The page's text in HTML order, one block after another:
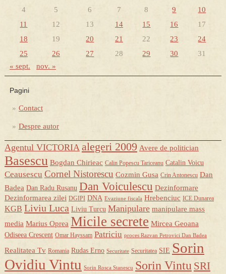
4
5 6 7 8 9
10
11
12 13 14 15 16
17
18
19 20 21 22 23
24
25
26 27 28 29 30 31
« sept. nov. »
Pagini
Contact
Despre autor
Agentul VICTORIA alegeri 2009 Avere de politician
Basescu Bogdan Chirieac Calin Popescu Tariceanu Catalin Voicu
Ceausescu Cornel Nistorescu Cozmin Gusa Crin Antonescu Dan
Badea Dan Radu Rusanu Dan Voiculescu Dezinformare
Dezinformarea zilei DGIPI DNA Evaziune fiscala Hrebenciuc ICE Dunarea
KGB Liviu Luca Liviu Turcu Manipulare manipulare mass
media Marius Oprea Micile secrete Mircea Geoana
Odiseea Crescent Omar Hayssam Patriciu proces Razvan Petrovici Dan Badea
Realitatea Tv Romania Rudas Erno Securitate Securitatea SIE Sorin
Ovidiu Vintu Sorin Rosca Stanescu Sorin Vintu SRI